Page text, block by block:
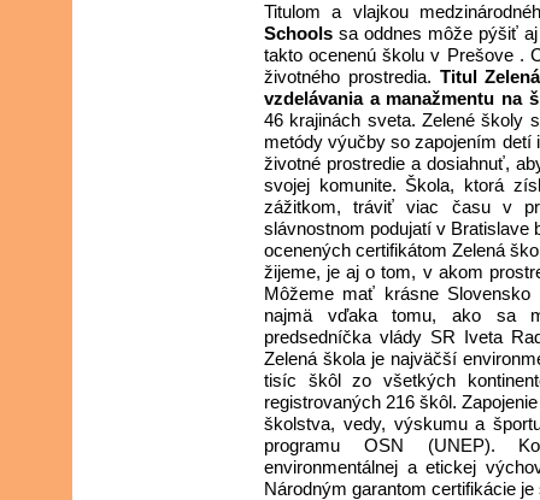
Titulom a vlajkou
Schools sa oddnes môže pýšiť
takto ocenenú školu v Prešove .
životného prostredia. Titul
vzdelávania a manažmentu na
46 krajinách sveta. Zelené školy
metódy výučby so zapojením
životné prostredie a dosiahnuť,
svojej komunite. Škola, ktorá
zážitkom, tráviť viac času v
slávnostnom podujatí v
ocenených certifikátom Zelená
žijeme, je aj o tom, v akom
Môžeme mať krásne
najmä vďaka tomu, ako sa
predsedníčka vlády SR Iveta
Zelená škola je najväčší
tisíc škôl zo všetkých
registrovaných 216 škôl.
školstva, vedy, výskumu a
programu OSN (UNEP).
environmentálnej a etickej
Národným garantom certifikácie